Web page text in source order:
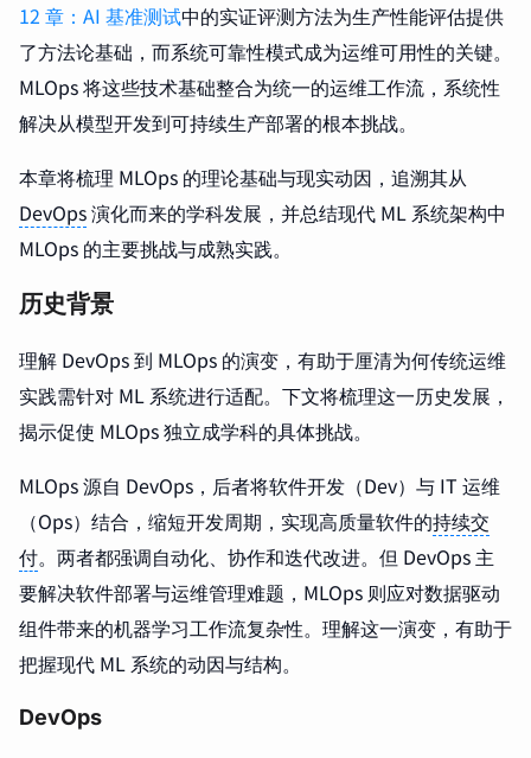
12 章：AI 基准测试中的实证评测方法为生产性能评估提供
了方法论基础，而系统可靠性模式成为运维可用性的关键。
MLOps 将这些技术基础整合为统一的运维工作流，系统性
解决从模型开发到可持续生产部署的根本挑战。
本章将梳理 MLOps 的理论基础与现实动因，追溯其从
DevOps演化而来的学科发展，并总结现代 ML 系统架构中
MLOps 的主要挑战与成熟实践。
历史背景
理解 DevOps 到 MLOps 的演变，有助于厘清为何传统运维
实践需针对 ML 系统进行适配。下文将梳理这一历史发展，
揭示促使 MLOps 独立成学科的具体挑战。
MLOps 源自 DevOps，后者将软件开发（Dev）与 IT 运维
（Ops）结合，缩短开发周期，实现高质量软件的持续交
付。两者都强调自动化、协作和迭代改进。但 DevOps 主
要解决软件部署与运维管理难题，MLOps 则应对数据驱动
组件带来的机器学习工作流复杂性。理解这一演变，有助于
把握现代 ML 系统的动因与结构。
DevOps